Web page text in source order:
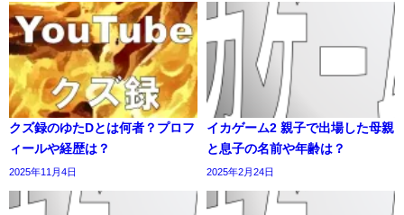
クズ録のゆたDとは何者？プロフ
ィールや経歴は？
2025年11月4日
イカゲーム2 親子で出場した母親
と息子の名前や年齢は？
2025年2月24日